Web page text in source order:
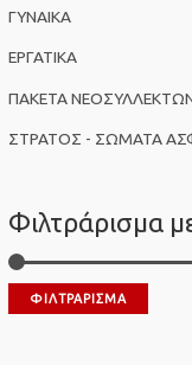
ι
α
ΓΥΝΑΙΚΑ
ΕΡΓΑΤΙΚΑ
ΠΑΚΕΤΑ
ΣΤΡΑΤΟΣ - ΣΩΜΑΤΑ
Φιλτράρισμα
ΦΙΛΤΡΆΡΙΣΜΑ